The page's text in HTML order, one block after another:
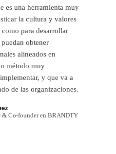
es una herramienta muy
la cultura y valores
como para desarrollar
obtener
alineados en
método muy
y que va a
de las organizaciones.
& Co-founder en BRANDTY